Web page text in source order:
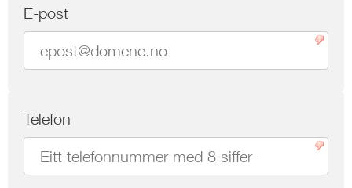
E-post
Telefon